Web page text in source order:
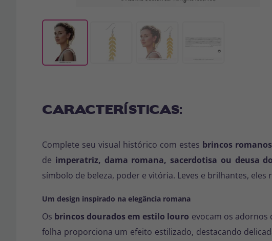
CARACTERÍSTICAS:
Complete seu visual histórico com estes brincos
de imperatriz, dama romana, sacerdotisa ou deusa
símbolo de beleza, poder e vitória. Leves e brilhantes,
Um design inspirado na elegância romana
Os brincos dourados em estilo louro evocam os adornos
folha proporciona um efeito estilizado, destacando